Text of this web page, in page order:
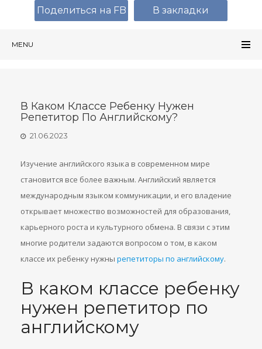
MENU
В Каком Классе Ребенку Нужен
Репетитор По Английскому?
21.06.2023
Изучение английского языка в современном мире
становится все более важным. Английский является
международным языком коммуникации, и его владение
открывает множество возможностей для образования,
карьерного роста и культурного обмена. В связи с этим
многие родители задаются вопросом о том, в каком
классе их ребенку нужны репетиторы по английскому.
В каком классе ребенку
нужен репетитор по
английскому
Поделиться на FB В закладки